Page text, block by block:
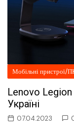
Мобільні пристрої/
Lenovo
Україні
07.04.2023